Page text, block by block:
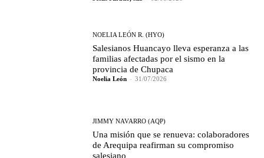
NOELIA LEÓN R. (HYO)
Salesianos Huancayo lleva esperanza a las
familias afectadas por el sismo en la
provincia de Chupaca
Noelia León - 31/07/2026
JIMMY NAVARRO (AQP)
Una misión que se renueva: colaboradores
de Arequipa reafirman su compromiso
salesiano